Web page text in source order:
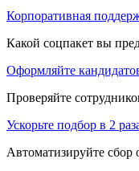
Корпоративная
Какой соцпакет вы
Оформляйте
Проверяйте
Ускорьте подбор в 2
Автоматизируйте сбор